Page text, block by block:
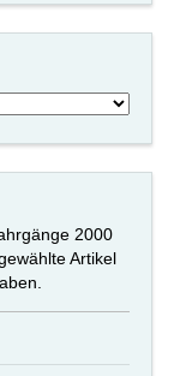
2000
Artikel